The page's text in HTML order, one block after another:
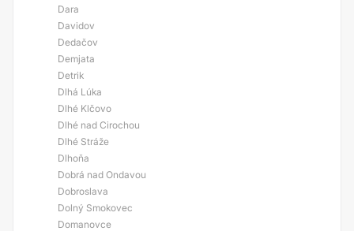
Dara
Davidov
Dedačov
Demjata
Detrik
Dlhá Lúka
Dlhé Klčovo
Dlhé nad Cirochou
Dlhé Stráže
Dlhoňa
Dobrá nad Ondavou
Dobroslava
Dolný Smokovec
Domanovce